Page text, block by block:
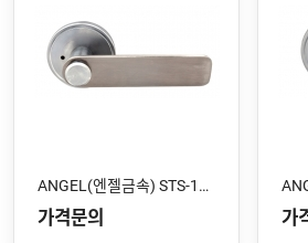
ANGEL(엔젤금속) STS-106 SS
가격문의 가